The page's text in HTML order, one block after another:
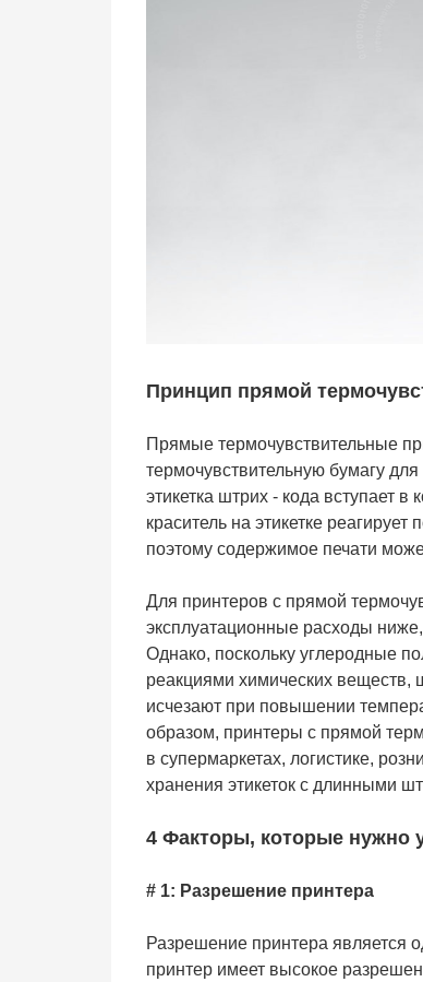
Принцип прямой
Прямые термочувствительные
термочувствительную бумагу
этикетка штрих - кода вступает
краситель на этикетке
поэтому содержимое печати
Для принтеров с прямой
эксплуатационные расходы
Однако, поскольку углеродные
реакциями химических веществ,
исчезают при повышении
образом, принтеры с прямой
в супермаркетах, логистике,
хранения этикеток с длинными
4 Факторы, которые нужно
# 1: Разрешение принтера
Разрешение принтера является
принтер имеет высокое